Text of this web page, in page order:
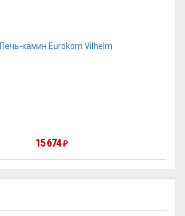
15 674₽